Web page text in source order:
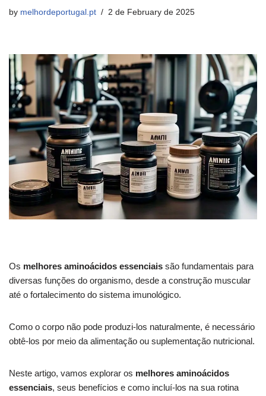
by melhordeportugal.pt 2 de February de 2025
Os melhores aminoácidos essenciais são fundamentais para
diversas funções do organismo, desde a construção muscular
até o fortalecimento do sistema imunológico.
Como o corpo não pode produzi-los naturalmente, é necessário
obtê-los por meio da alimentação ou suplementação nutricional.
Neste artigo, vamos explorar os melhores aminoácidos
essenciais, seus benefícios e como incluí-los na sua rotina